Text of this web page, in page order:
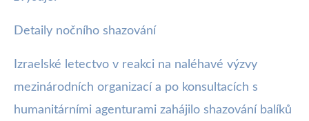
Detaily nočního shazování
Izraelské letectvo v reakci na naléhavé výzvy
mezinárodních organizací a po konsultacích s
humanitárními agenturami zahájilo shazování balíků